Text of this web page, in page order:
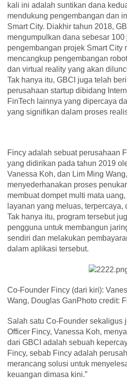
kali ini adalah suntikan dana
mendukung pengembangan dan
Smart City. Diakhir tahun 2018,
mengumpulkan dana sebesar
pengembangan projek Smart City
mencangkup pengembangan
dan virtual reality yang akan
Tak hanya itu, GBCI juga telah
perusahaan startup dibidang
FinTech lainnya yang dipercaya
yang signifikan dalam proses
Fincy adalah sebuat perusahaan
yang didirikan pada tahun 2019
Vanessa Koh, dan Lim Ming
menyederhanakan proses
membuat dompet multi mata
layanan yang meluas,
Tak hanya itu, program tersebut
pengguna untuk membangun
sendiri dan melakukan
dalam aplikasi tersebut.
Co-Founder Fincy (dari kiri):
Wang, Douglas GanPhoto credit:
Salah satu Co-Founder sekaligus
Officer Fincy, Vanessa Koh,
dari GBCI adalah sebuah
Fincy, sebab Fincy adalah
merancang solusi untuk
keuangan dimasa kini.”